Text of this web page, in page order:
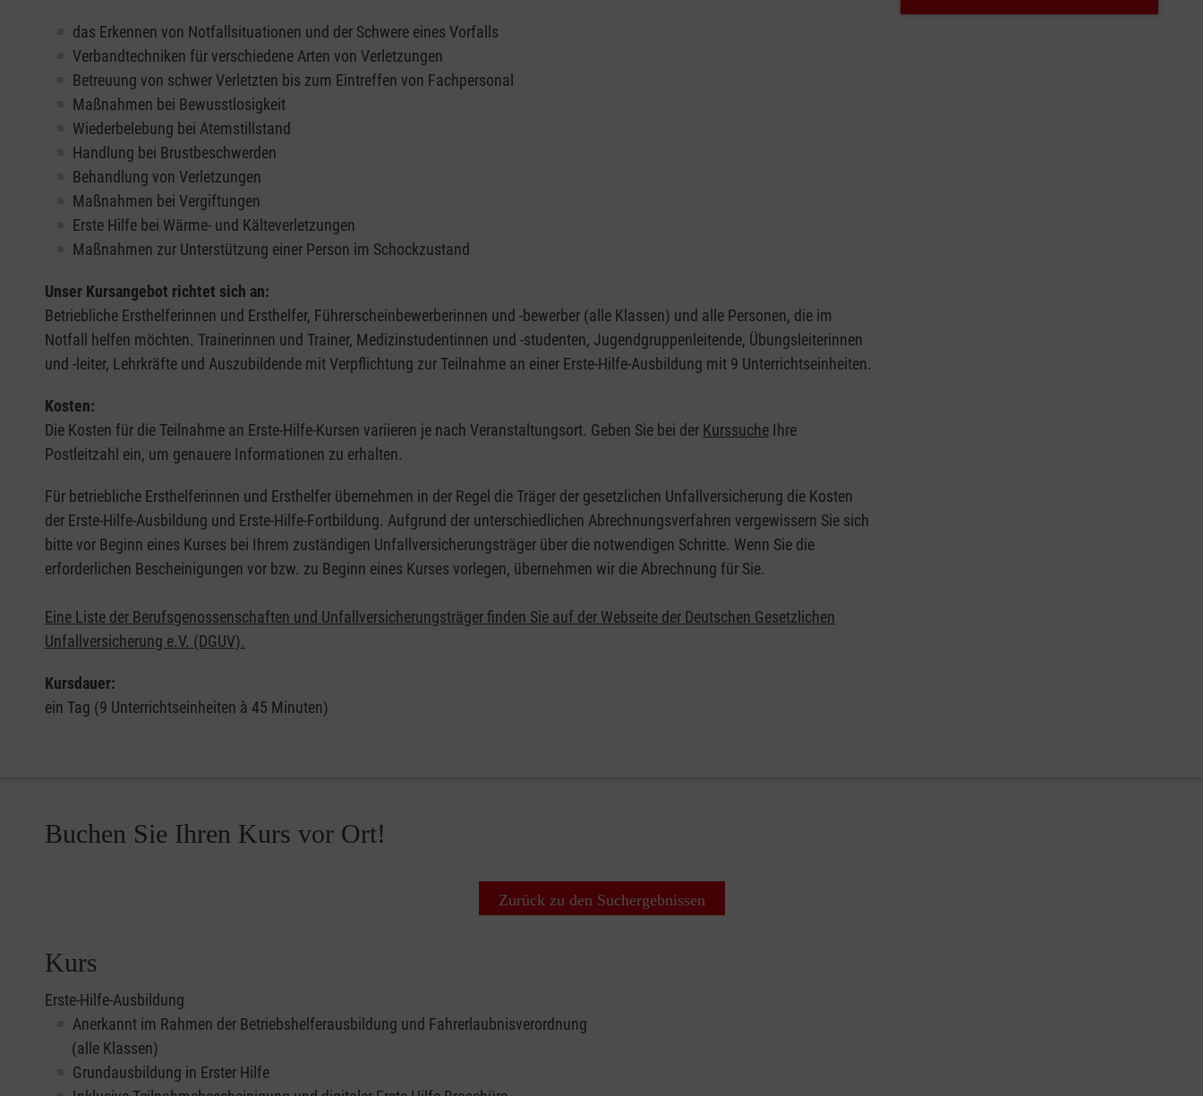
das Erkennen von Notfallsituationen und der Schwere eines Vorfalls
Verbandtechniken für verschiedene Arten von Verletzungen
Betreuung von schwer Verletzten bis zum Eintreffen von Fachpersonal
Maßnahmen bei Bewusstlosigkeit
Wiederbelebung bei Atemstillstand
Handlung bei Brustbeschwerden
Behandlung von Verletzungen
Maßnahmen bei Vergiftungen
Erste Hilfe bei Wärme- und Kälteverletzungen
Maßnahmen zur Unterstützung einer Person im Schockzustand
Unser Kursangebot richtet sich an:
Betriebliche Ersthelferinnen und Ersthelfer, Führerscheinbewerberinnen und -bewerber (alle Klassen) und alle Personen, die im
Notfall helfen möchten. Trainerinnen und Trainer, Medizinstudentinnen und -studenten, Jugendgruppenleitende, Übungsleiterinnen
und -leiter, Lehrkräfte und Auszubildende mit Verpflichtung zur Teilnahme an einer Erste-Hilfe-Ausbildung mit 9 Unterrichtseinheiten.
Kosten:
Die Kosten für die Teilnahme an Erste-Hilfe-Kursen variieren je nach Veranstaltungsort. Geben Sie bei der Kurssuche Ihre
Postleitzahl ein, um genauere Informationen zu erhalten.
Für betriebliche Ersthelferinnen und Ersthelfer übernehmen in der Regel die Träger der gesetzlichen Unfallversicherung die Kosten
der Erste-Hilfe-Ausbildung und Erste-Hilfe-Fortbildung. Aufgrund der unterschiedlichen Abrechnungsverfahren vergewissern Sie sich
bitte vor Beginn eines Kurses bei Ihrem zuständigen Unfallversicherungsträger über die notwendigen Schritte. Wenn Sie die
erforderlichen Bescheinigungen vor bzw. zu Beginn eines Kurses vorlegen, übernehmen wir die Abrechnung für Sie.
Eine Liste der Berufsgenossenschaften und Unfallversicherungsträger finden Sie auf der Webseite der Deutschen Gesetzlichen
Unfallversicherung e.V. (DGUV).
Kursdauer:
ein Tag (9 Unterrichtseinheiten à 45 Minuten)
Buchen Sie Ihren Kurs vor Ort!
Zurück zu den Suchergebnissen
Kurs
Erste-Hilfe-Ausbildung
Anerkannt im Rahmen der Betriebshelferausbildung und Fahrerlaubnisverordnung
(alle Klassen)
Grundausbildung in Erster Hilfe